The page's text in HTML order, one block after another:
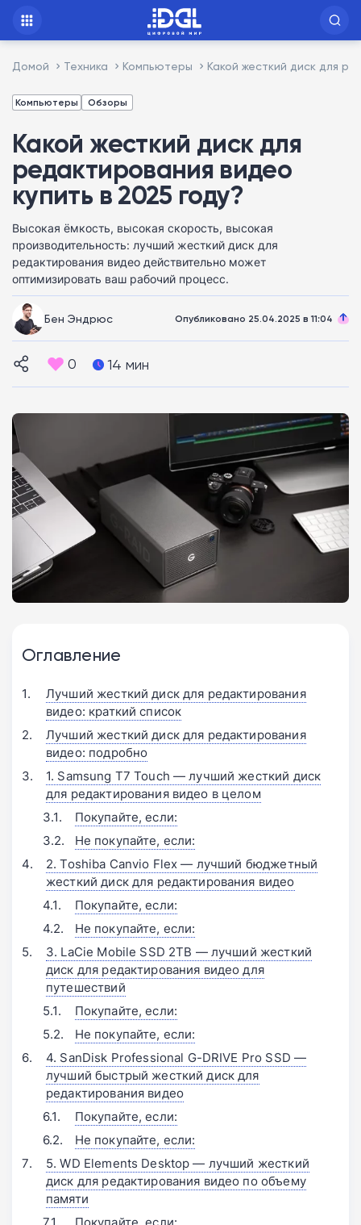
Домой Техника Компьютеры Какой жесткий диск для
Компьютеры Обзоры
Какой жесткий диск для
редактирования видео
купить в 2025 году?
Высокая ёмкость, высокая скорость, высокая
производительность: лучший жесткий диск для
редактирования видео действительно может
оптимизировать ваш рабочий процесс.
Бен Эндрюс Опубликовано 25.04.2025 в 11:04
0 14 мин
Оглавление
Лучший жесткий диск для редактирования
видео: краткий список
Лучший жесткий диск для редактирования
видео: подробно
1. Samsung T7 Touch — лучший жесткий диск
для редактирования видео в целом
Покупайте, если:
Не покупайте, если:
2. Toshiba Canvio Flex — лучший бюджетный
жесткий диск для редактирования видео
Покупайте, если:
Не покупайте, если:
3. LaCie Mobile SSD 2TB — лучший жесткий
диск для редактирования видео для
путешествий
Покупайте, если:
Не покупайте, если:
4. SanDisk Professional G-DRIVE Pro SSD —
лучший быстрый жесткий диск для
редактирования видео
Покупайте, если:
Не покупайте, если:
5. WD Elements Desktop — лучший жесткий
диск для редактирования видео по объему
памяти